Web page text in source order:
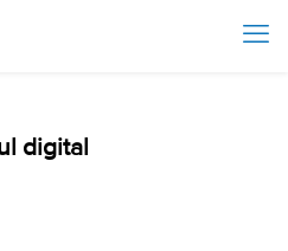
digital